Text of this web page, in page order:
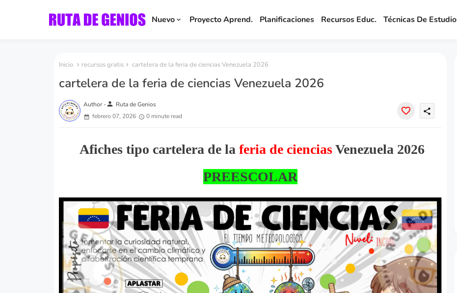
Nuevo Proyecto Aprend. Planificaciones Recursos Educ. Técnicas De Estudio
Inicio recursos gratis cartelera de la feria de ciencias Venezuela 2026
cartelera de la feria de ciencias Venezuela 2026
Author -person Ruta de Genios
febrero 07, 2026
0 minute read
share
Afiches tipo cartelera de la feria de cienciasVenezuela 2026
PREESCOLAR